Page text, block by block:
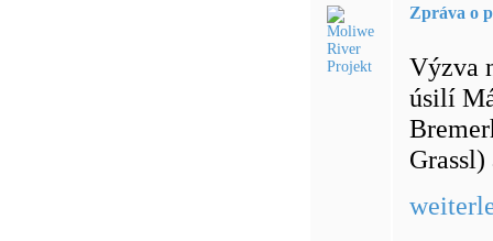
Zpráva o
Výzva
úsilí